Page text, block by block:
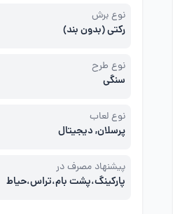
نوع برش
رکتی (بدون بند)
نوع طرح
سنگی
نوع لعاب
پرسلان, دیجیتال
پیشنهاد مصرف در
پارکینگ،پشت بام،تراس،حیاط